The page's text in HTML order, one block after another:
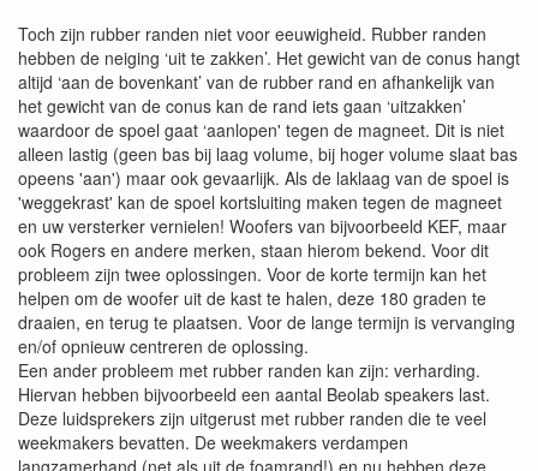
Toch zijn rubber randen niet voor eeuwigheid. Rubber randen
hebben de neiging ‘uit te zakken’. Het gewicht van de conus hangt
altijd ‘aan de bovenkant’ van de rubber rand en afhankelijk van
het gewicht van de conus kan de rand iets gaan ‘uitzakken’
waardoor de spoel gaat ‘aanlopen' tegen de magneet. Dit is niet
alleen lastig (geen bas bij laag volume, bij hoger volume slaat bas
opeens 'aan') maar ook gevaarlijk. Als de laklaag van de spoel is
'weggekrast' kan de spoel kortsluiting maken tegen de magneet
en uw versterker vernielen! Woofers van bijvoorbeeld KEF, maar
ook Rogers en andere merken, staan hierom bekend. Voor dit
probleem zijn twee oplossingen. Voor de korte termijn kan het
helpen om de woofer uit de kast te halen, deze 180 graden te
draaien, en terug te plaatsen. Voor de lange termijn is vervanging
en/of opnieuw centreren de oplossing.
Een ander probleem met rubber randen kan zijn: verharding.
Hiervan hebben bijvoorbeeld een aantal Beolab speakers last.
Deze luidsprekers zijn uitgerust met rubber randen die te veel
weekmakers bevatten. De weekmakers verdampen